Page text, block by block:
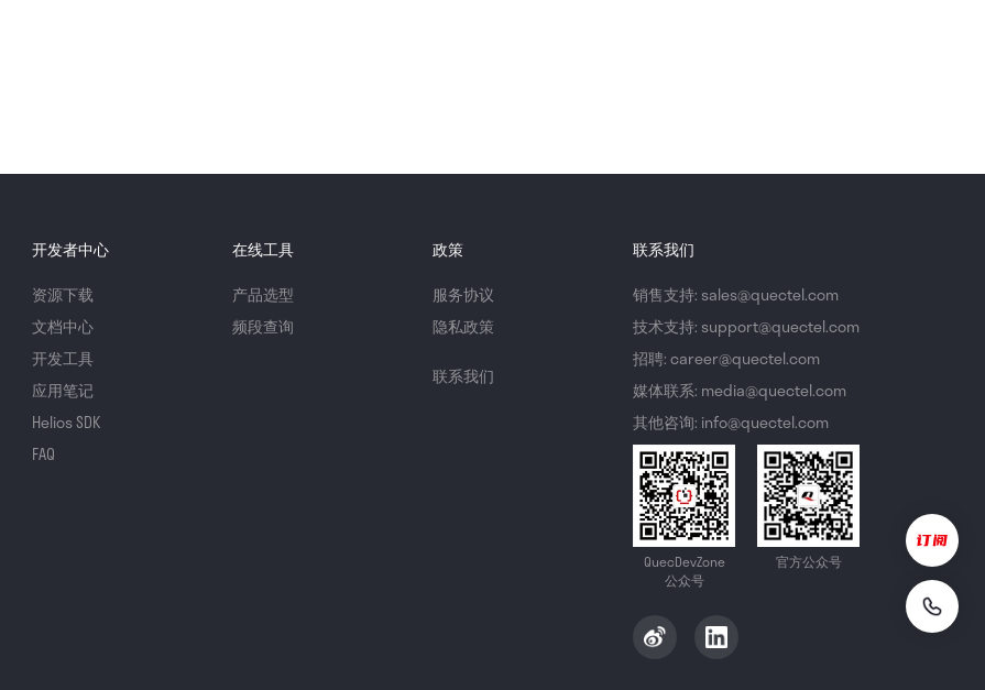
开发者中心
资源下载
文档中心
开发工具
应用笔记
Helios SDK
FAQ
在线工具
产品选型
频段查询
政策
服务协议
隐私政策
联系我们
联系我们
销售支持: sales@quectel.com
技术支持: support@quectel.com
招聘: career@quectel.com
媒体联系: media@quectel.com
其他咨询: info@quectel.com
QuecDevZone
公众号
官方公众号